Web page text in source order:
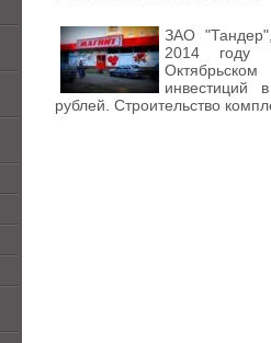
ЗАО
2014 году
инвестиций
рублей. Строительство